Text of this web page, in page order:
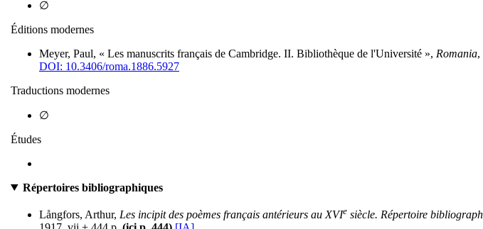
∅
Éditions modernes
Meyer, Paul, « Les manuscrits français de Cambridge. II. Bibliothèque de l'Université », Romania,
DOI: 10.3406/roma.1886.5927
Traductions modernes
∅
Études
Répertoires bibliographiques
Långfors, Arthur, Les incipit des poèmes français antérieurs au XVIe siècle. Répertoire